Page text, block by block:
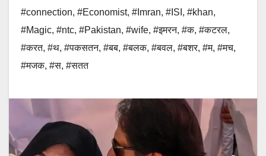
#connection, #Economist, #Imran, #ISI , #khan,
#Magic, #ntc, #Pakistan, #wife, #इमरन, #क, #कटरल,
#करत, #थ, #पकसतन, #बब, #बलक, #बवल, #बशर, #म, #मच,
#मजक, #स, #सतत